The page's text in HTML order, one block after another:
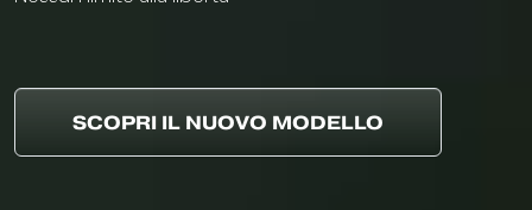
SCOPRI IL NUOVO MODELLO